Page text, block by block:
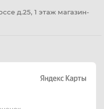
д.25, 1 этаж магазин-